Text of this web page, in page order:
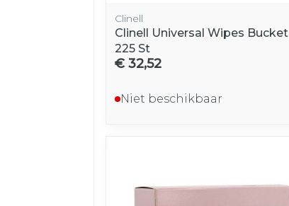
Clinell
Clinell Universal Wipes Bucket
225 St
€ 32,52
Niet beschikbaar